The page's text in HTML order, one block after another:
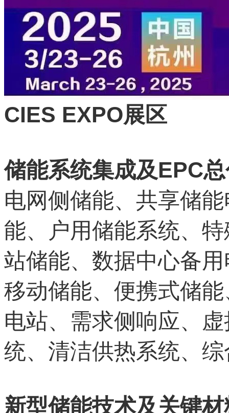
CIES EXPO展区
储能系统集成及EPC
电网侧储能、共享储
能、户用储能系统、
站储能、数据中心备
移动储能、便携式储
电站、需求侧响应、
统、清洁供热系统、
新型储能技术及关键材